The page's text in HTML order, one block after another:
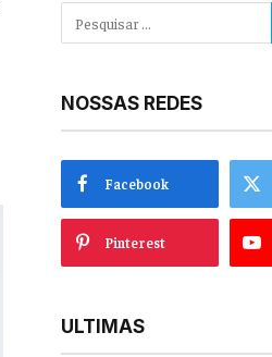
NOSSAS REDES
Facebook
Pinterest
ULTIMAS